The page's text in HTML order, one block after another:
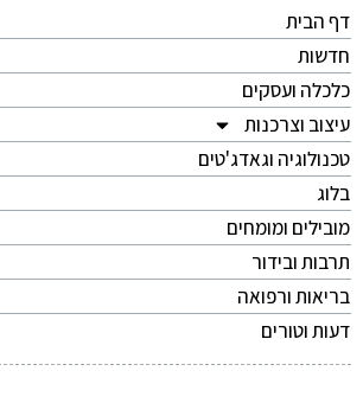
דף הבית
חדשות
כלכלה ועסקים
עיצוב וצרכנות
טכנולוגיה וגאדג'טים
בלוג
מובילים ומומחים
תרבות ובידור
בריאות ורפואה
דעות וטורים